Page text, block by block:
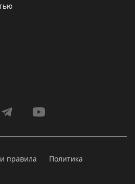
правила
Политика